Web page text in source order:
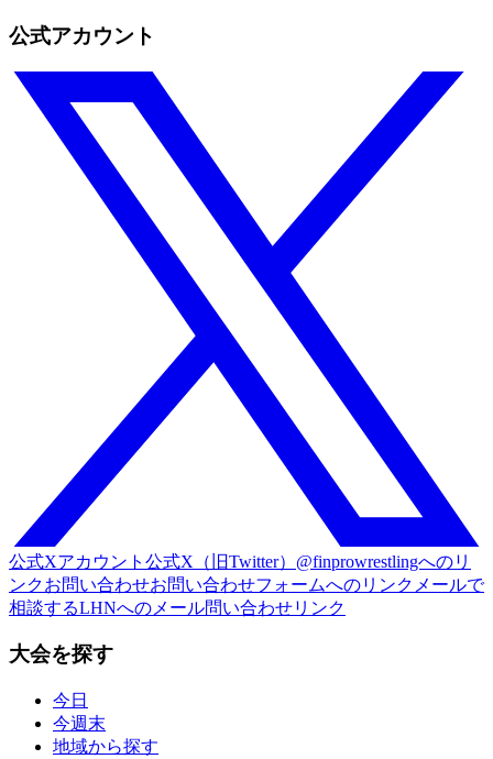
公式アカウント
公式Xアカウント 公式X（旧Twitter）@finprowrestlingへのリ
ンクお問い合わせお問い合わせフォームへのリンク メールで
相談するLHNへのメール問い合わせリンク
大会を探す
今日
今週末
地域から探す